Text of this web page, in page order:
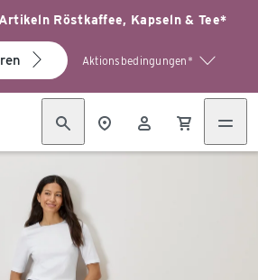
Röstkaffee, Kapseln & Tee*
Aktionsbedingungen*